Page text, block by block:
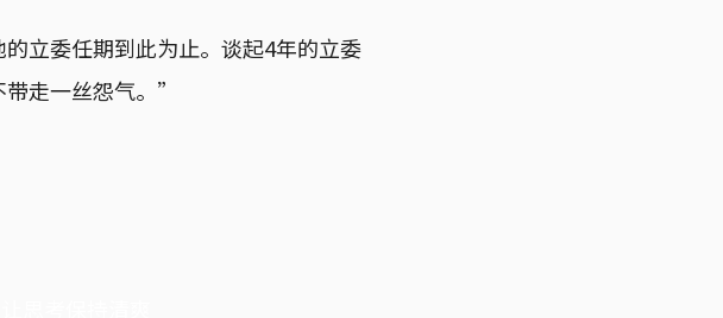
立委任期到此为止。谈起4年的立委
走一丝怨气。”